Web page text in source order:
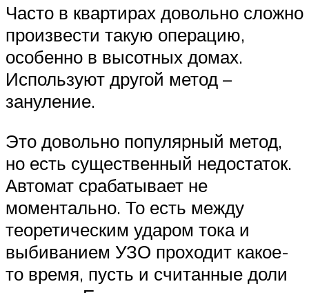
Часто в квартирах довольно сложно
произвести такую операцию,
особенно в высотных домах.
Используют другой метод –
зануление.
Это довольно популярный метод,
но есть существенный недостаток.
Автомат срабатывает не
моментально. То есть между
теоретическим ударом тока и
выбиванием УЗО проходит какое-
то время, пусть и считанные доли